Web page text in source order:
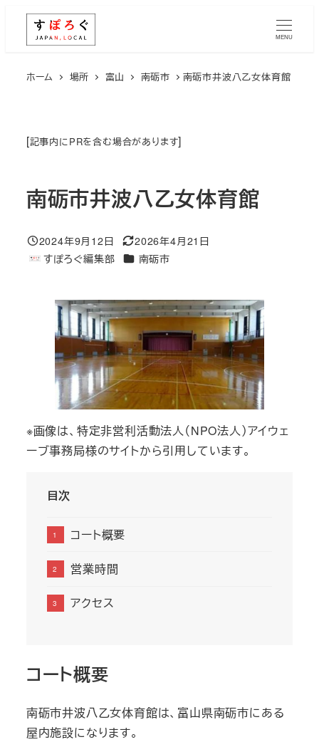
MENU
ホーム 場所 富山 南砺市 ​南砺市井波八乙女体育館
[記事内にPRを含む場合があります]
​南砺市井波八乙女体育館
投稿日
2024年9月12日
更新日
2026年4月21日
著
すぽろぐ編集部 エリア南砺市
※画像は、​特定非営利活動法人（NPO法人）アイウェ
ーブ事務局様のサイトから引用しています。
目次
コート概要
営業時間
アクセス
コート概要
​南砺市井波八乙女体育館は、富山県南砺市にある
屋内施設になります。